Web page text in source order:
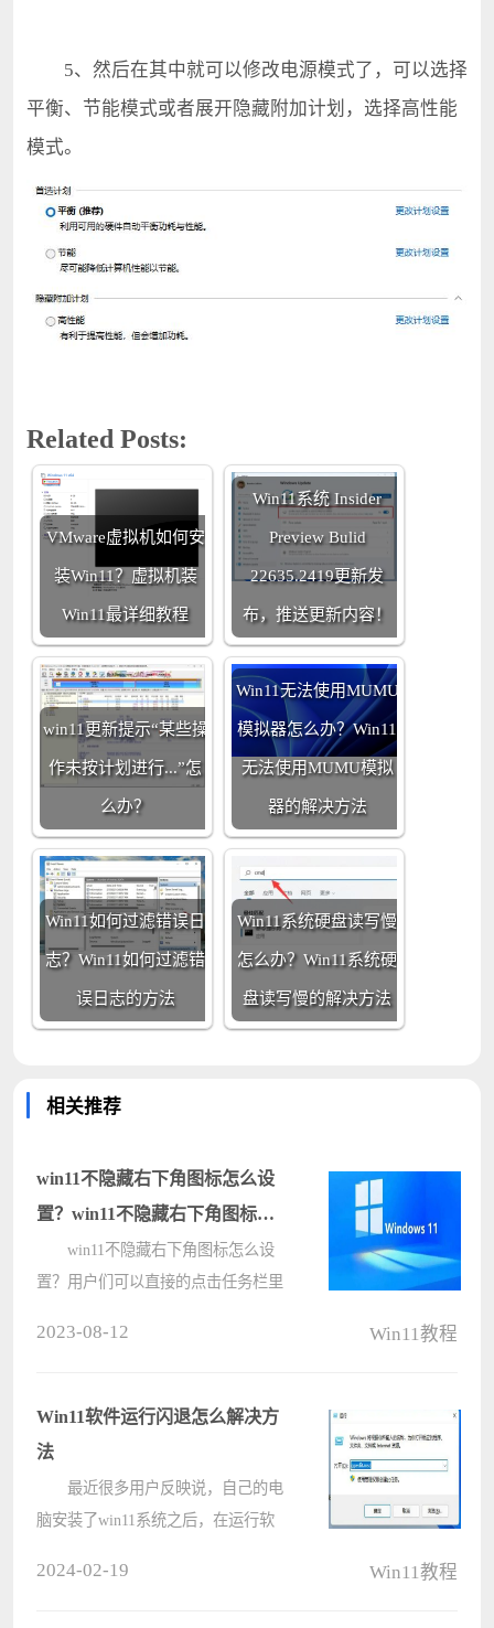
5、然后在其中就可以修改电源模式了，可以选择
平衡、节能模式或者展开隐藏附加计划，选择高性能
模式。
Related Posts:
VMware虚拟机如何安
装Win11？虚拟机装
Win11最详细教程
Win11系统 Insider
Preview Bulid
22635.2419更新发
布，推送更新内容！
win11更新提示“某些操
作未按计划进行...”怎
么办？
Win11无法使用MUMU
模拟器怎么办？Win11
无法使用MUMU模拟
器的解决方法
Win11如何过滤错误日
志？Win11如何过滤错
误日志的方法
Win11系统硬盘读写慢
怎么办？Win11系统硬
盘读写慢的解决方法
相关推荐
win11不隐藏右下角图标怎么设
置？win11不隐藏右下角图标设
置步骤
win11不隐藏右下角图标怎么设
置？用户们可以直接的点击任务栏里
步骤吧。 win11不隐藏右下角图
标设置????
2023-08-12 Win11教程
Win11软件运行闪退怎么解决方
法
最近很多用户反映说，自己的电
脑安装了win11系统之后，在运行软
2024-02-19 Win11教程